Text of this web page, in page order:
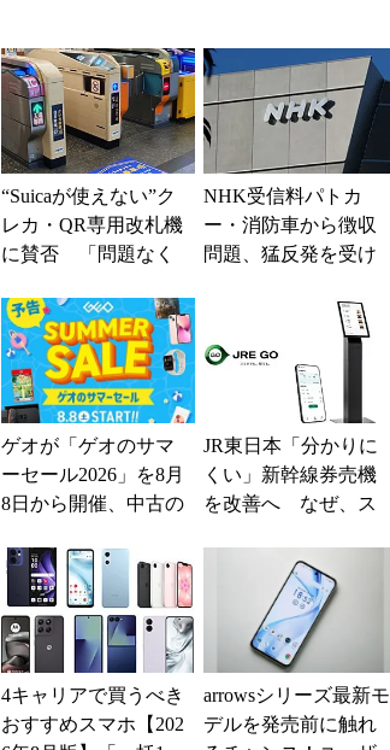
“Suicaが使えない”ク
レカ・QR専用改札機
に賛否 「問題なく
系ICの方がスムー...
NHK受信料パトカ
ー・消防車から徴収
問題、猛反発を受け
ゲオが「ゲオのサマ
ーセール2026」を8月
8日から開催、中古の
得に
JR東日本「分かりに
くい」新幹線券売機
を改善へ なぜ、ス
の最短1分購入」を実
4キャリアで買うべき
おすすめスマホ【202
arrowsシリーズ最新モ
デルを発売前に触れ